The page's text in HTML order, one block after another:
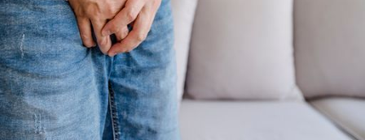
des
par le
nous
ACCEPTER
ET
CONTINUER
PARAMÈTRES